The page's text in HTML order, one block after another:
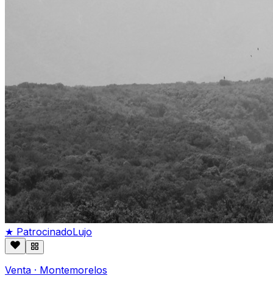
★ PatrocinadoLujo
Venta · Montemorelos